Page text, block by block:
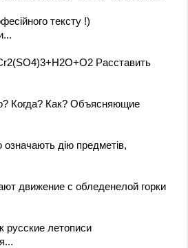
тексту !)
Расставить
Когда? Как? Объясняющие
дію предметів,
движение с обледенелой горки
русские летописи